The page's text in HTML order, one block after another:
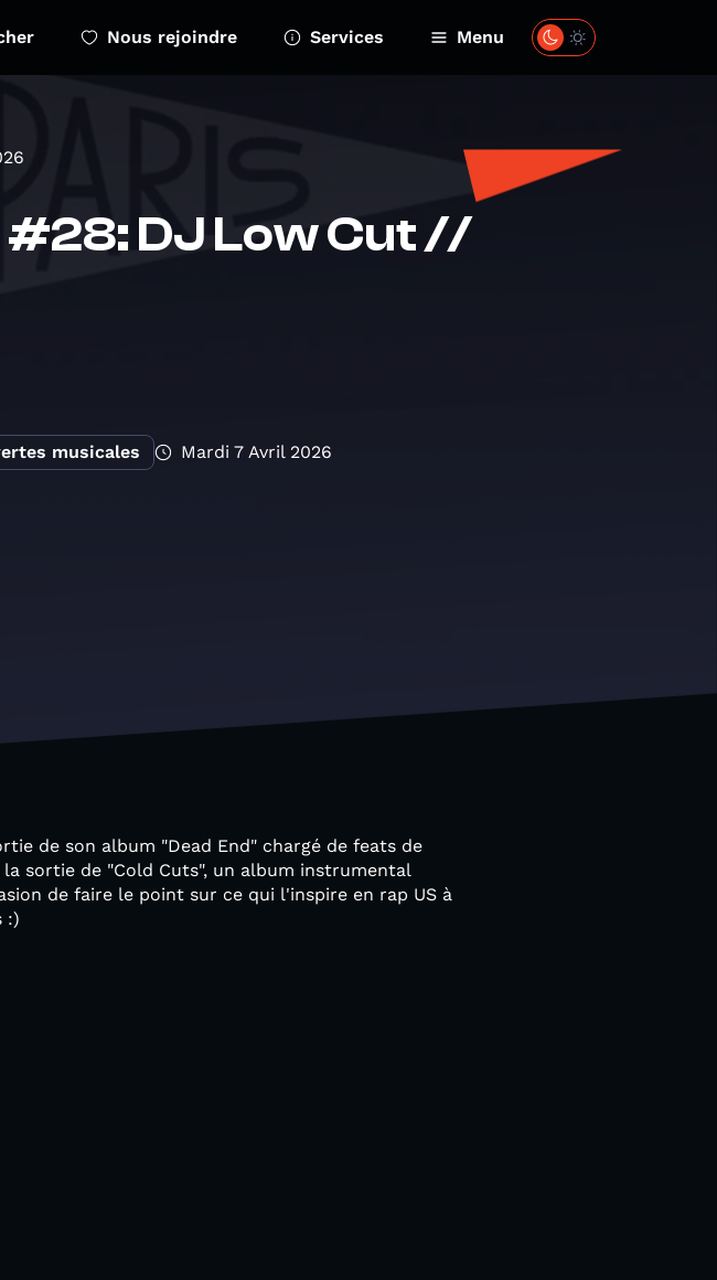
Nous rejoindre Services Menu
DJ Low Cut //
musicales Mardi 7 Avril 2026
de son album "Dead End" chargé de feats de
sortie de "Cold Cuts", un album instrumental
de faire le point sur ce qui l'inspire en rap US à
:)